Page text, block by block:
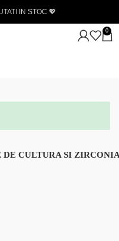
Livrare gratuita la achizitii
0
DE CULTURA SI ZIRCONIA